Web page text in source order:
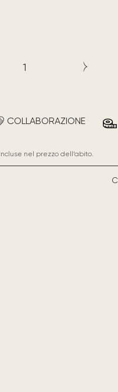
COLLABORAZIONE
nel prezzo dell’abito.